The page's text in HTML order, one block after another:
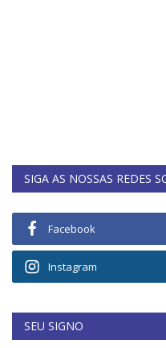
SIGA AS NOSSAS REDES
Facebook
Instagram
SEU SIGNO